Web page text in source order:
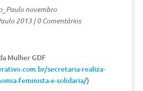
novembro
2013|0 Comentários
Mulher GDF
secretaria-realiza-
feminista-e-solidaria/)